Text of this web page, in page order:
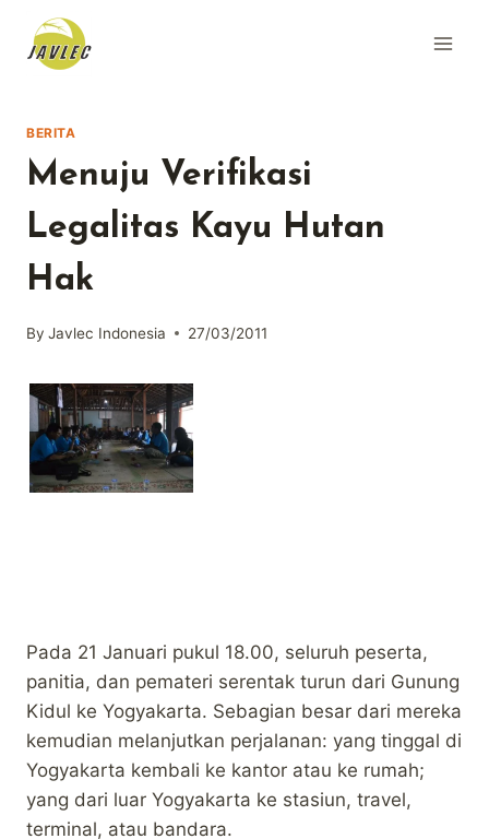
content
BERITA
Menuju Verifikasi
Legalitas Kayu Hutan
Hak
By Javlec Indonesia 27/03/2011
Pada 21 Januari pukul 18.00, seluruh peserta,
panitia, dan pemateri serentak turun dari Gunung
Kidul ke Yogyakarta. Sebagian besar dari mereka
kemudian melanjutkan perjalanan: yang tinggal di
Yogyakarta kembali ke kantor atau ke rumah;
yang dari luar Yogyakarta ke stasiun, travel,
terminal, atau bandara.